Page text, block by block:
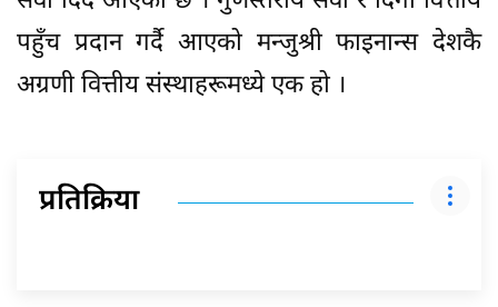
पहुँच प्रदान गर्दै आएको मन्जुश्री फाइनान्स देशकै
अग्रणी वित्तीय संस्थाहरूमध्ये एक हो ।
प्रतिक्रिया